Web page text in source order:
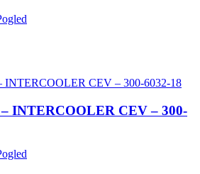
INTERCOOLER CEV – 300-